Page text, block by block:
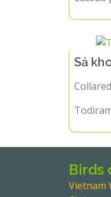
Sả
Birds
Vietnam